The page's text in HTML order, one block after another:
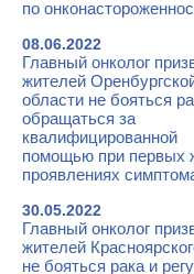
по
08.06.2022
Главный онколог
жителей
области не бояться
обращаться за
квалифицированной
помощью при первых
проявлениях
30.05.2022
Главный онколог
жителей
не бояться рака и